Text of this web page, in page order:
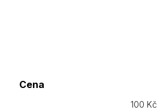
Cena
100 Kč